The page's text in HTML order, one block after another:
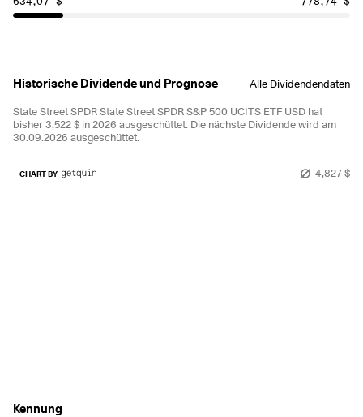
Historische Dividende und Prognose Alle Dividendendaten
State Street SPDR State Street SPDR S&P 500 UCITS ETF USD hat
bisher 3,522 $ in 2026 ausgeschüttet. Die nächste Dividende wird am
30.09.2026 ausgeschüttet.
4,827 $
CHART BY
Kennung